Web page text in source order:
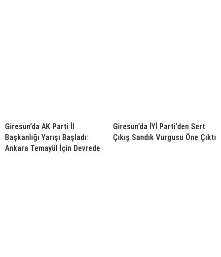
Giresun’da AK Parti İl
Başkanlığı Yarışı Başladı:
Ankara Temayül İçin Devrede
Giresun’da İYİ Parti’den Sert
Çıkış Sandık Vurgusu Öne Çıktı